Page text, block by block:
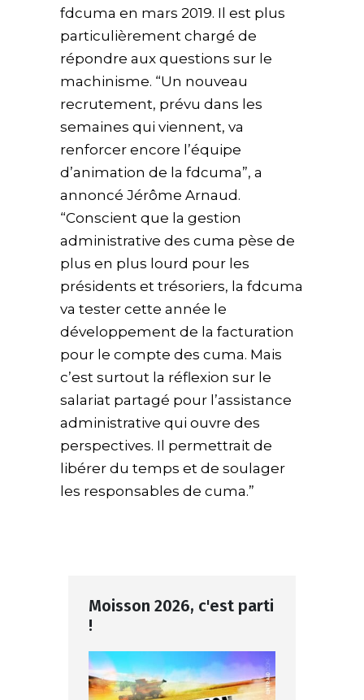
fdcuma en mars 2019. Il est plus
particulièrement chargé de
répondre aux questions sur le
machinisme. “Un nouveau
recrutement, prévu dans les
semaines qui viennent, va
renforcer encore l’équipe
d’animation de la fdcuma”, a
annoncé Jérôme Arnaud.
“Conscient que la gestion
administrative des cuma pèse de
plus en plus lourd pour les
présidents et trésoriers, la fdcuma
va tester cette année le
développement de la facturation
pour le compte des cuma. Mais
c’est surtout la réflexion sur le
salariat partagé pour l’assistance
administrative qui ouvre des
perspectives. Il permettrait de
libérer du temps et de soulager
les responsables de cuma.”
Moisson 2026, c'est parti
!